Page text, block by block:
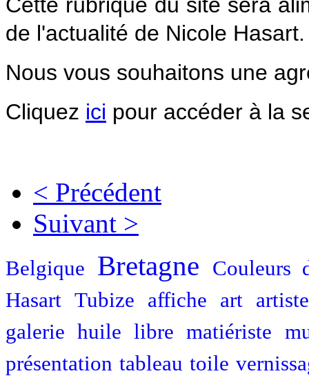
de l'actualité de Nicole Hasart.
Nous vous souhaitons une
Cliquez ici pour accéder à la
< Précédent
Suivant >
Belgique Bretagne Couleurs
Hasart Tubize affiche art artiste
galerie huile libre matiériste
présentation tableau toile